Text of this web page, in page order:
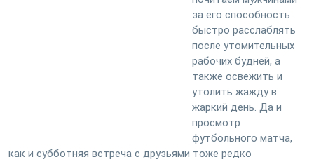
за его способность
быстро расслаблять
после утомительных
рабочих будней, а
также освежить и
утолить жажду в
жаркий день. Да и
просмотр
футбольного матча,
как и субботняя встреча с друзьями тоже редко